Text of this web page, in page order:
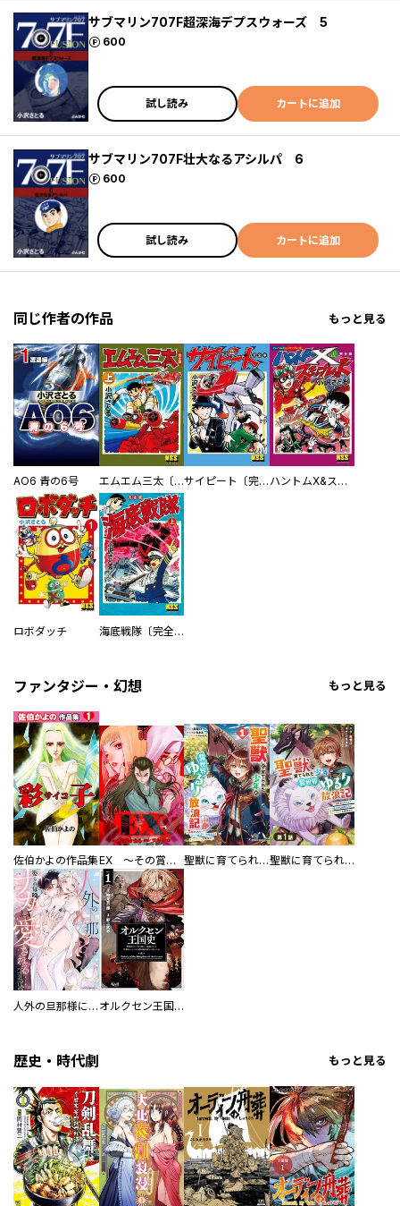
サブマリン707F超深海デプスウォーズ 5
600
ポイント
試し読み カートに追加
サブマリン707F壮大なるアシルパ 6
600
ポイント
試し読み カートに追加
同じ作者の作品 もっと見る
AO6 青の6号 エムエム三太〔完全版〕 サイピート〔完全版〕 ハントムX&スキップレッド〔完全版〕
ロボダッチ 海底戦隊〔完全版〕
ファンタジー・幻想 もっと見る
佐伯かよの作品集 EX ～その賞金稼ぎは、世界の出口を探す～【単行本版】 聖獣に育てられた少年の異世界ゆるり放浪記～神様からもらったチート魔法で、仲間たちとスローライフを満喫中～ 聖獣に育てられた少年の異世界ゆるり放浪記～神様からもらったチート魔法で、仲間たちとスローライフを満喫中～【分冊版】
人外の旦那様に娶られ毎晩ナカまで愛される…。アンソロジー オルクセン王国史
歴史・時代劇 もっと見る